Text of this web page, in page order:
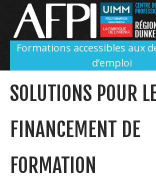
Formations accessibles aux
d’emploi
SOLUTIONS POUR
FINANCEMENT DE
FORMATION
Panneau de gestion des cookies